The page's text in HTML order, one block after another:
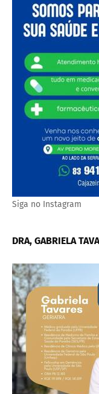
Siga no Instagram
DRA, GABRIELA